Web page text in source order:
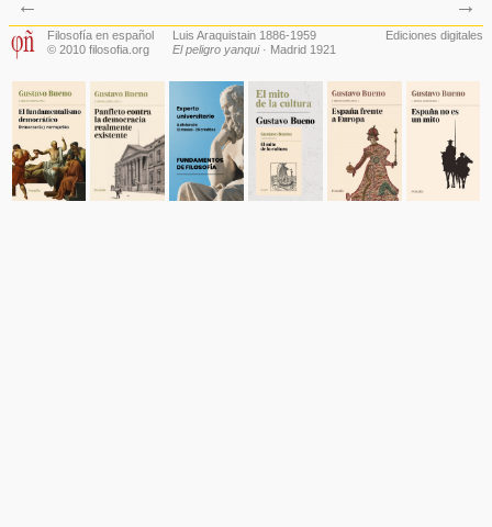
← →
Filosofía en español
© 2010 filosofia.org
Luis Araquistain 1886-1959
El peligro yanqui· Madrid 1921
Ediciones digitales